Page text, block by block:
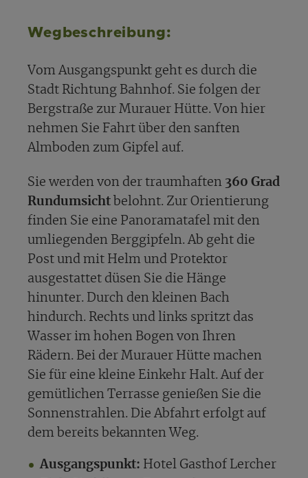
Wegbeschreibung:
Vom Ausgangspunkt geht es durch die
Stadt Richtung Bahnhof. Sie folgen der
Bergstraße zur Murauer Hütte. Von hier
nehmen Sie Fahrt über den sanften
Almboden zum Gipfel auf.
Sie werden von der traumhaften 360 Grad
Rundumsicht belohnt. Zur Orientierung
finden Sie eine Panoramatafel mit den
umliegenden Berggipfeln. Ab geht die
Post und mit Helm und Protektor
ausgestattet düsen Sie die Hänge
hinunter. Durch den kleinen Bach
hindurch. Rechts und links spritzt das
Wasser im hohen Bogen von Ihren
Rädern. Bei der Murauer Hütte machen
Sie für eine kleine Einkehr Halt. Auf der
gemütlichen Terrasse genießen Sie die
Sonnenstrahlen. Die Abfahrt erfolgt auf
dem bereits bekannten Weg.
Ausgangspunkt: Hotel Gasthof Lercher